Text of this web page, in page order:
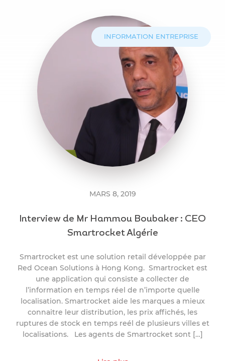
INFORMATION ENTREPRISE
MARS 8, 2019
Interview de Mr Hammou Boubaker : CEO
Smartrocket Algérie
Smartrocket est une solution retail développée par
Red Ocean Solutions à Hong Kong. Smartrocket est
une application qui consiste a collecter de
l’information en temps réel de n’importe quelle
localisation. Smartrocket aide les marques a mieux
connaitre leur distribution, les prix affichés, les
ruptures de stock en temps reél de plusieurs villes et
localisations. Les agents de Smartrocket sont […]